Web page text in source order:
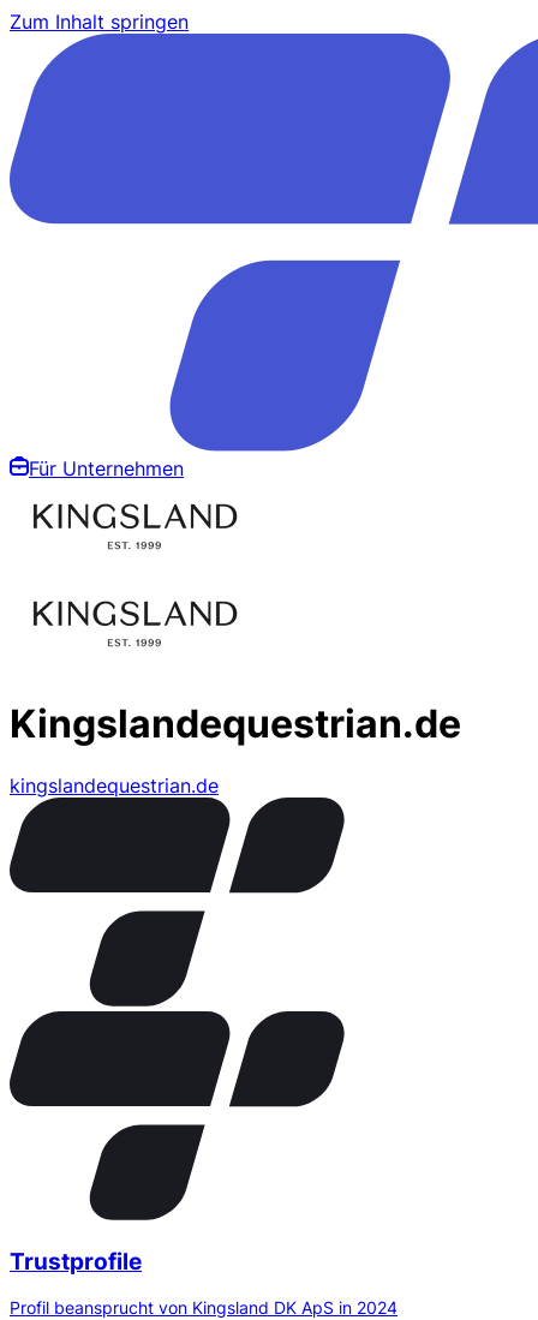
Zum Inhalt springen
Für Unternehmen
Kingslandequestrian.de
kingslandequestrian.de
Trustprofile
Profil beansprucht von Kingsland DK ApS in 2024